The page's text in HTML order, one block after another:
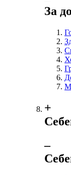
За
+
‒